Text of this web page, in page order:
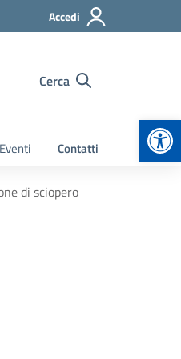
Accedi
Cerca
Eventi Contatti
di sciopero